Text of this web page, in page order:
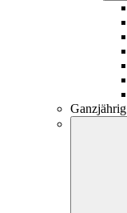
Ganzjährig